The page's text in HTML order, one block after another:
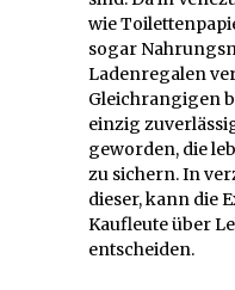
wie
sogar
Ladenregalen
Gleichrangigen
einzig
geworden, die
zu sichern. In
dieser, kann die
Kaufleute über
entscheiden.